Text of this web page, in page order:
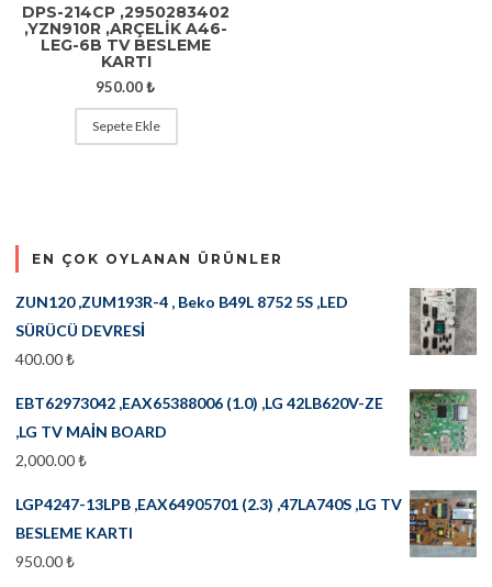
DPS-214CP ,2950283402
,YZN910R ,ARÇELİK A46-
LEG-6B TV BESLEME
KARTI
950.00₺
Sepete Ekle
EN ÇOK OYLANAN ÜRÜNLER
ZUN120 ,ZUM193R-4 , Beko B49L 8752 5S ,LED
SÜRÜCÜ DEVRESİ
400.00₺
EBT62973042 ,EAX65388006 (1.0) ,LG 42LB620V-ZE
,LG TV MAİN BOARD
2,000.00₺
LGP4247-13LPB ,EAX64905701 (2.3) ,47LA740S ,LG TV
BESLEME KARTI
950.00₺